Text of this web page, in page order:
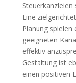
Steuerkanzleien
Eine
Planung spielen
geeigneten
effektiv
Gestaltung ist
einen positiven